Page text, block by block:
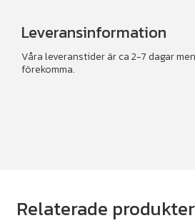
Leveransinformation
Våra leveranstider är ca 2-7 dagar
förekomma.
Relaterade produkter